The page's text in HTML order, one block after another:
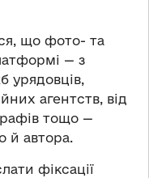
що фото- та
— з
урядовців,
агентств, від
тощо —
й автора.
фіксації